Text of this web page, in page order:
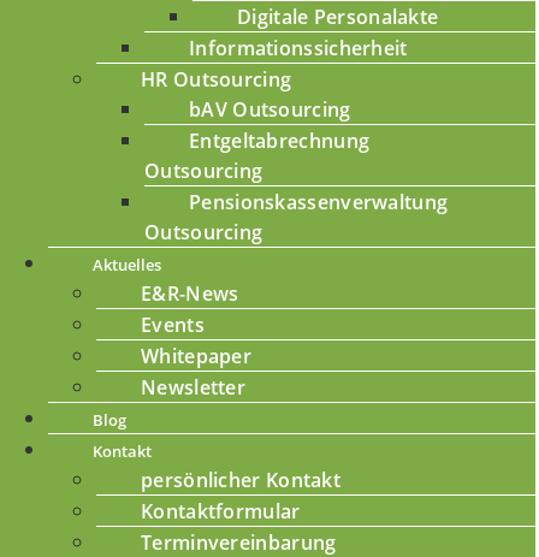
Digitale Personalakte
Informationssicherheit
HR Outsourcing
bAV Outsourcing
Entgeltabrechnung
Outsourcing
Pensionskassenverwaltung
Outsourcing
Aktuelles
E&R-News
Events
Whitepaper
Newsletter
Blog
Kontakt
persönlicher Kontakt
Kontaktformular
Terminvereinbarung